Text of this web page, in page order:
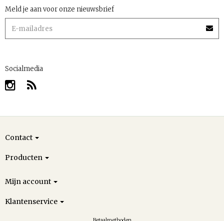
Meld je aan voor onze nieuwsbrief
Socialmedia
Contact
Producten
Mijn account
Klantenservice